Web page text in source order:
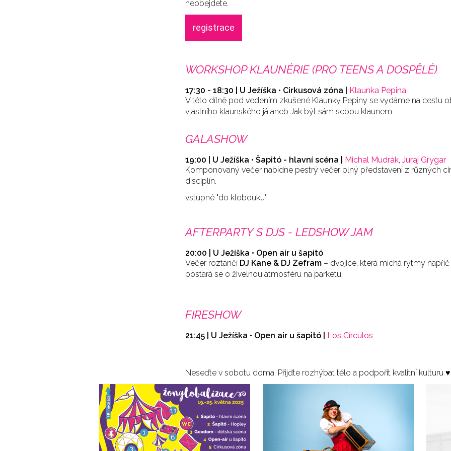
neobejdete.
registrace
WORKSHOP KLAUNÉRIE (PRO TEENS A DOSPĚLÉ)
17:30 - 18:30 | U Ježíška • Cirkusová zóna | Klaunka Pepina
V této dílně pod vedením zkušené Klaunky Pepiny se vydáme na cestu
vlastního klaunského já aneb Jak být sám sebou klaunem.
GALASHOW
19:00 | U Ježíška • Šapitó - hlavní scéna | Michal Mudrák, Juraj Grygar
Komponovaný večer nabídne pestrý večer plný představení z různých
disciplín.
vstupné "do klobouku"
AFTERPARTY S DJS - LEDSHOW JAM
20:00 | U Ježíška • Open air u šapitó
Večer roztančí DJ Kane & DJ Zefram– dvojice, která míchá rytmy napříč
postará se o živelnou atmosféru na parketu.
FIRESHOW
21:45 | U Ježíška • Open air u šapitó | Los Círculos
Neseďte v sobotu doma. Přijďte rozhýbat tělo a podpořit kvalitní kulturu ♥